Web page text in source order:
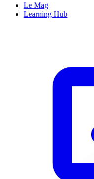
Le Mag
Learning Hub